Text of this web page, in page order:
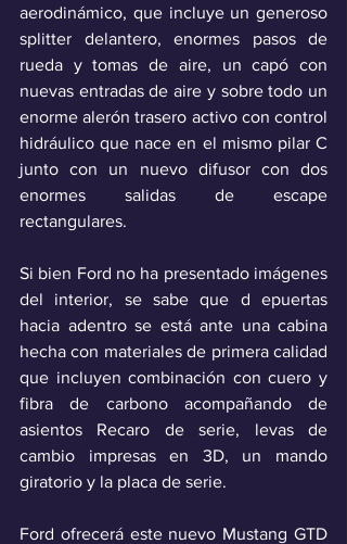
aerodinámico, que incluye un generoso
splitter delantero, enormes pasos de
rueda y tomas de aire, un capó con
nuevas entradas de aire y sobre todo un
enorme alerón trasero activo con control
hidráulico que nace en el mismo pilar C
junto con un nuevo difusor con dos
enormes salidas de escape
rectangulares.
Si bien Ford no ha presentado imágenes
del interior, se sabe que d epuertas
hacia adentro se está ante una cabina
hecha con materiales de primera calidad
que incluyen combinación con cuero y
fibra de carbono acompañando de
asientos Recaro de serie, levas de
cambio impresas en 3D, un mando
giratorio y la placa de serie.
Ford ofrecerá este nuevo Mustang GTD